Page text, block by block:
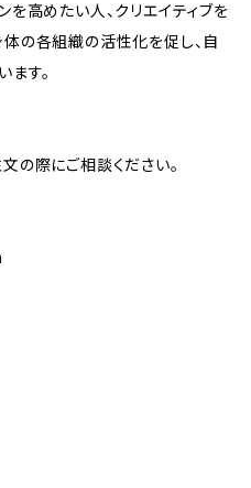
を高めたい人、クリエイティブを
の各組織の活性化を促し、自
す。
の際にご相談ください。